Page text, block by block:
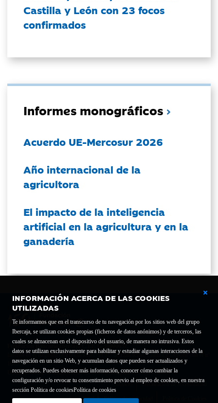
INFORMACIÓN ACERCA DE LAS COOKIES
UTILIZADAS
Te informamos que en el transcurso de tu navegación por los sitios web del grupo
Ibercaja, se utilizan cookies propias (ficheros de datos anónimos) y de terceros, las
cuales se almacenan en el dispositivo del usuario, de manera no intrusiva. Estos
datos se utilizan exclusivamente para habilitar y estudiar algunas interacciones de la
navegación en un sitio Web, y acumulan datos que pueden ser actualizados y
recuperados. Puedes obtener más información, conocer cómo cambiar la
configuración y/o revocar tu consentimiento previo al empleo de cookies, en nuestra
sección Política de cookiesPolítica de cookies
Castilla y León con 23 focos
confirmados
Informes monográficos
Acuerdo UE-Mercosur 2026
Año internacional de la
agricultora
El impacto de la inteligencia
artificial en la agricultura y en la
ganadería
Fundación Bancaria Ibercaja C.I.F. G-50000652.
Inscrita en el Registro de Fundaciones del Mº de Educación, Cultura y Deporte con el nº
1689.
Domicilio social: Joaquín Costa, 13. 50001 Zaragoza.
Contacto
Declaración de accesibilidad
Aviso legal Política de privacidad